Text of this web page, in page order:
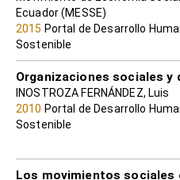
Ecuador (MESSE)
2015 Portal de Desarrollo
Sostenible
Organizaciones sociales y
INOSTROZA FERNÁNDEZ, Luis
2010 Portal de Desarrollo
Sostenible
Los movimientos sociales